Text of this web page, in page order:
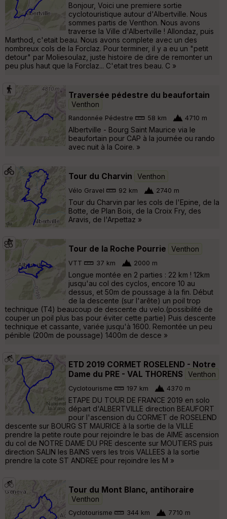
Bonjour, Voici une premiere sortie
cyclotouristique autour d'Albertville. Nous
sommes partis de Venthon. Nous avons
traverse la Ville d'Albertville ! Allondaz, puis
Marthod, c'etait beau. Nous avons complete avec un des
nombreux cols de la Forclaz. Pour terminer, il y a eu un "petit
detour" par Moliesoulaz, juste histoire de dire de remonter un
peu plus haut que la Forclaz... C'etait tres beau. C »
Traversée pédestre du beaufortain
Venthon
Randonnée Pédestre 58 km 4710 m
Albertville - Bourg Saint Maurice via le
beaufortain pour CAP à la journée ou rando
avec nuit à la Coire. »
Tour du Charvin Venthon
Vélo Gravel 92 km 2740 m
Tour du Charvin par les cols de l'Epine, de la
Botte, de Plan Bois, de la Croix Fry, des
Aravis, de l'Arpettaz »
Tour de la Roche Pourrie Venthon
VTT 37 km 2000 m
Longue montée en 2 parties : 22 km ! 12km
jusqu'au col des cyclos, encore 10 au
dessus, et 50m de poussage à la fin. Début
de la descente (sur l'arête) un poil trop
technique (T4) beaucoup de descente du velo.(possibilité de
couper un poil plus bas pour éviter cette partie) Puis descente
technique et cassante, variée jusqu'à 1600. Remontée un peu
pénible (200m de poussage) 1400m de desce »
ETD 2019 CORMET ROSELEND - Notre
Dame du PRE - VAL THORENS
Venthon
Cyclotourisme 197 km 4370 m
ETAPE DU TOUR DE FRANCE 2019 en solo
départ d'ALBERTVILLE direction BEAUFORT
pour l'ascension du CORMET de ROSELEND
descente sur BOURG ST MAURICE à la sortie de la VILLE
prendre la petite route pour rejoindre le bas de AIME ascension
du col de NOTRE DAME DU PRE descente sur MOUTIERS puis
direction SALIN les BAINS vers les trois VALLEES à la sortie
prendre la cote ST ANDREE pour rejoindre les M »
Tour du Mont Blanc, antihoraire
Venthon
Cyclotourisme 344 km 7710 m